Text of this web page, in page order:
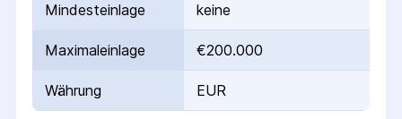
Mindesteinlage keine
Maximaleinlage €200.000
Währung EUR